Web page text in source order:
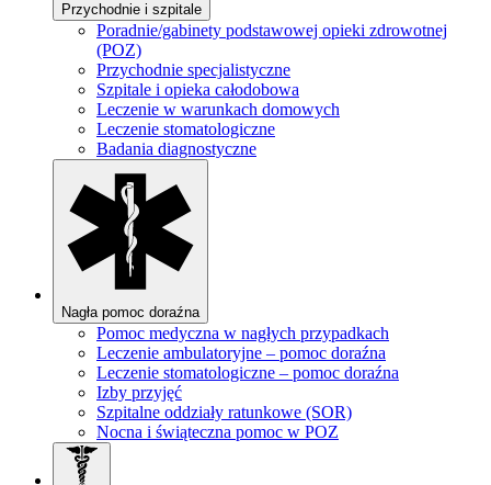
Przychodnie i szpitale
Poradnie/gabinety podstawowej opieki zdrowotnej
(POZ)
Przychodnie specjalistyczne
Szpitale i opieka całodobowa
Leczenie w warunkach domowych
Leczenie stomatologiczne
Badania diagnostyczne
Nagła pomoc doraźna
Pomoc medyczna w nagłych przypadkach
Leczenie ambulatoryjne – pomoc doraźna
Leczenie stomatologiczne – pomoc doraźna
Izby przyjęć
Szpitalne oddziały ratunkowe (SOR)
Nocna i świąteczna pomoc w POZ